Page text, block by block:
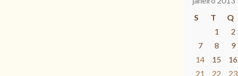
S
T Q
1
2
7
8 9
14
15 16
21
22 23